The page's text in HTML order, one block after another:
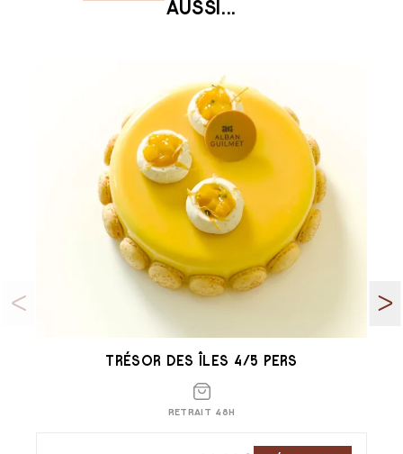
AUSSI...
TRÉSOR DES ÎLES 4/5 PERS
RETRAIT 48H